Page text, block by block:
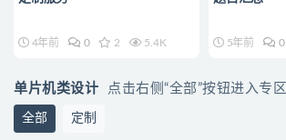
4年前 0 2 5.4K 5年前 0
单片机类设计 点击右侧“全部”按钮进入专区
全部 定制